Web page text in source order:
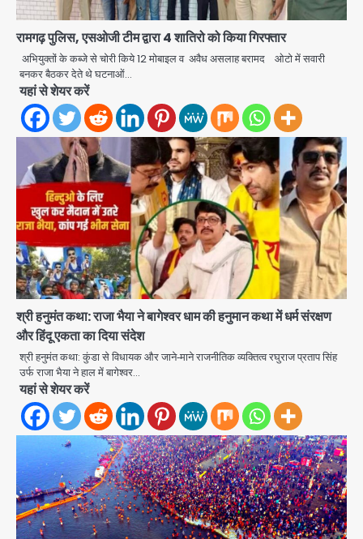
रामगढ़ पुलिस, एसओजी टीम द्वारा 4 शातिरो को किया गिरफ्तार
अभियुक्तों के कब्जे से चोरी किये 12 मोबाइल व अवैध असलाह बरामद ओटो में सवारी
बनकर बैठकर देते थे घटनाओं…
यहां से शेयर करें
श्री हनुमंत कथा: राजा भैया ने बागेश्वर धाम की हनुमान कथा में धर्म संरक्षण
और हिंदू एकता का दिया संदेश
श्री हनुमंत कथा: कुंडा से विधायक और जाने‑माने राजनीतिक व्यक्तित्व रघुराज प्रताप सिंह
उर्फ राजा भैया ने हाल में बागेश्वर…
यहां से शेयर करें
2
Felix Hospital Noida: फेलिक्स
सिर्फ 30 रुपये में मिलेगी 24 घंटे ऑनलाइन
डॉक्टर परामर्श सुविधा
Avinash Kumar
3
Noida Authority: कर्तव्यनिष्ठा की
मिसाल, मूसलाधार बारिश के बीच नोएडा
प्राधिकरण ने संभाला मोर्चा, सेक्टर 105
आरडब्ल्यूए ने जताया आभार
Avinash Kumar